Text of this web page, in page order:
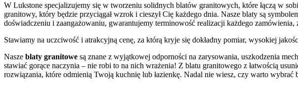
W Lukstone specjalizujemy się w tworzeniu solidnych blatów granitowych, które łączą w
granitowy, który będzie przyciągał wzrok i cieszył Cię każdego dnia. Nasze blaty są
doświadczeniu i zaangażowaniu, gwarantujemy terminowość realizacji każdego
Stawiamy na uczciwość i atrakcyjną cenę, za którą kryje się dokładny pomiar, wysokiej
Nasze blaty granitowe są znane z wyjątkowej odporności na zarysowania, uszkodzenia
stawiać gorące naczynia – nie robi to na nich wrażenia! Z blatu granitowego z łatwością
rozwiązania, które odmienią Twoją kuchnię lub łazienkę. Nadal nie wiesz, czy warto wybrać